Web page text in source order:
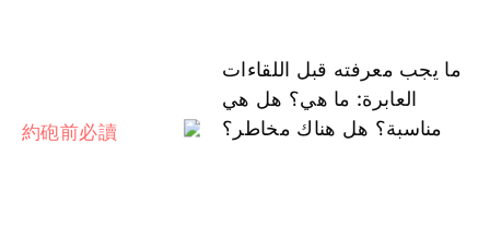
ما يجب معرفته قبل اللقاءات
العابرة: ما هي؟ هل هي
مناسبة؟ هل هناك مخاطر؟